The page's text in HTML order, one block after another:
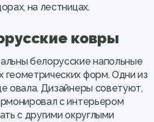
на лестницах.
ковры
белорусские напольные
геометрических форм. Одни из
овала. Дизайнеры советуют,
с интерьером
с другими округлыми